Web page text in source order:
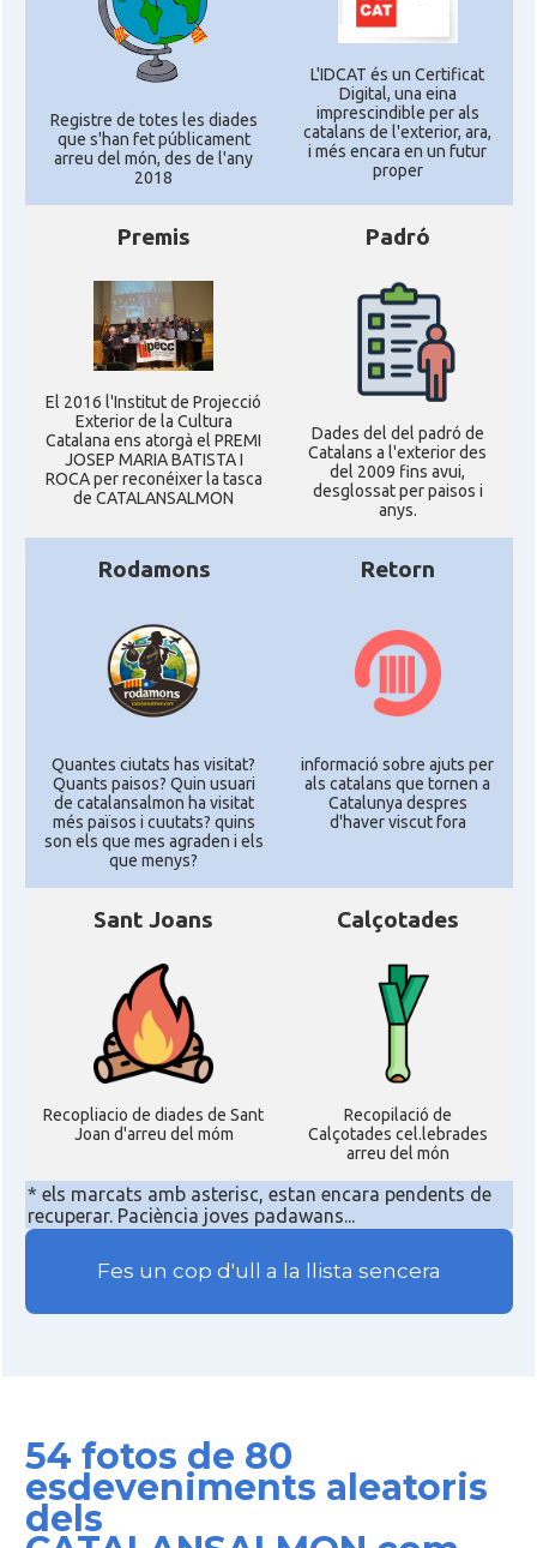
Registre de totes les diades
que s'han fet públicament
arreu del món, des de l'any
2018
L'IDCAT és un Certificat
Digital, una eina
imprescindible per als
catalans de l'exterior, ara,
i més encara en un futur
proper
Premis
El 2016 l'Institut de Projecció
Exterior de la Cultura
Catalana ens atorgà el PREMI
JOSEP MARIA BATISTA I
ROCA per reconéixer la tasca
de CATALANSALMON
Padró
Dades del del padró de
Catalans a l'exterior des
del 2009 fins avui,
desglossat per paisos i
anys.
Rodamons
Quantes ciutats has visitat?
Quants paisos? Quin usuari
de catalansalmon ha visitat
més països i cuutats? quins
son els que mes agraden i els
que menys?
Retorn
informació sobre ajuts per
als catalans que tornen a
Catalunya despres
d'haver viscut fora
Sant Joans
Recopliacio de diades de Sant
Joan d'arreu del móm
Calçotades
Recopilació de
Calçotades cel.lebrades
arreu del món
* els marcats amb asterisc, estan encara pendents de
recuperar. Paciència joves padawans...
Fes un cop d'ull a la llista sencera
54 fotos de 80
esdeveniments aleatoris
dels